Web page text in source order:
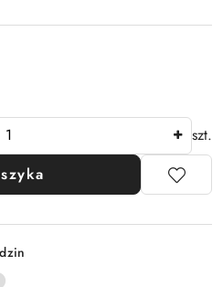
szt.